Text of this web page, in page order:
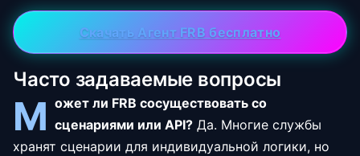
Скачать Агент FRB бесплатно
Часто задаваемые вопросы
М ожет ли FRB сосуществовать со
сценариями или API? Да. Многие службы
хранят сценарии для индивидуальной логики, но